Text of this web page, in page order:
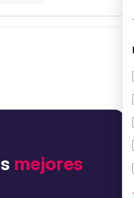
mejores